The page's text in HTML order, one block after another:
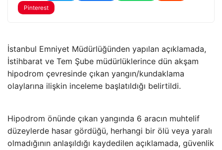
Pinterest
İstanbul Emniyet Müdürlüğünden yapılan açıklamada,
İstihbarat ve Tem Şube müdürlüklerince dün akşam
hipodrom çevresinde çıkan yangın/kundaklama
olaylarına ilişkin inceleme başlatıldığı belirtildi.
Hipodrom önünde çıkan yangında 6 aracın muhtelif
düzeylerde hasar gördüğü, herhangi bir ölü veya yaralı
olmadığının anlaşıldığı kaydedilen açıklamada, güvenlik